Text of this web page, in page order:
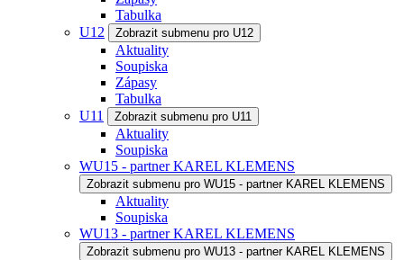
Tabulka
U12
Zobrazit submenu pro U12
Aktuality
Soupiska
Zápasy
Tabulka
U11
Zobrazit submenu pro U11
Aktuality
Soupiska
WU15 - partner KAREL KLEMENS
Zobrazit submenu pro WU15 - partner KAREL KLEMENS
Aktuality
Soupiska
WU13 - partner KAREL KLEMENS
Zobrazit submenu pro WU13 - partner KAREL KLEMENS